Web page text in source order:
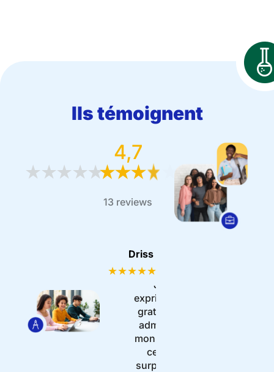
Ils témoignent
4,7
13 reviews
Driss MBOM
★★★★★
Je tiens à
exprimer toute ma
gratitude et mon
admiration pour
mon école, qui ne
cesse de me
surprendre par la